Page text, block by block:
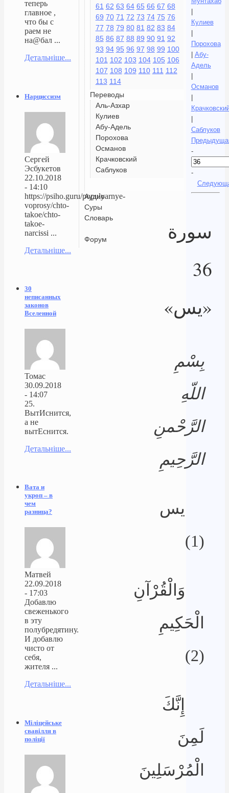
61 62 63 64 65 66 67 68
69 70 71 72 73 74 75 76
77 78 79 80 81 82 83 84
85 86 87 88 89 90 91 92
93 94 95 96 97 98 99 100
101 102 103 104 105 106
107 108 109 110 111 112
113 114
Переводы
Аль-Азхар
Кулиев
Абу-Адель
Порохова
Османов
Крачковский
Саблуков
Аудио
Суры
Словарь
Форум
|
Кулиев
|
Порохова
| Абу-
Адель
|
Османов
|
|
Саблуков
-
-
سورة
36
«يس»
بِسْمِ
اللّهِ
الرَّحْمنِ
الرَّحِيمِ
يس
(1)
وَالْقُرْآنِ
الْحَكِيمِ
(2)
إِنَّكَ
لَمِنَ
الْمُرْسَلِينَ
теперь
главное ,
что бы с
раем не
на@бал ...
Детальніше...
Нарциссизм
Сергей
Эсбукетов
22.10.2018
- 14:10
https://psiho.guru/populyarnye-
voprosy/chto-
takoe/chto-
takoe-
narcissi ...
Детальніше...
30
неписанных
законов
Вселенной
Томас
30.09.2018
- 14:07
25.
ВытИснится,
а не
вытЕснится.
Детальніше...
Вата и
укроп – в
чем
разница?
Матвей
22.09.2018
- 17:03
Добавлю
свеженького
в эту
полубредятину.
И добавлю
чисто от
себя,
жителя ...
Детальніше...
Міліцейське
свавілля в
поліції